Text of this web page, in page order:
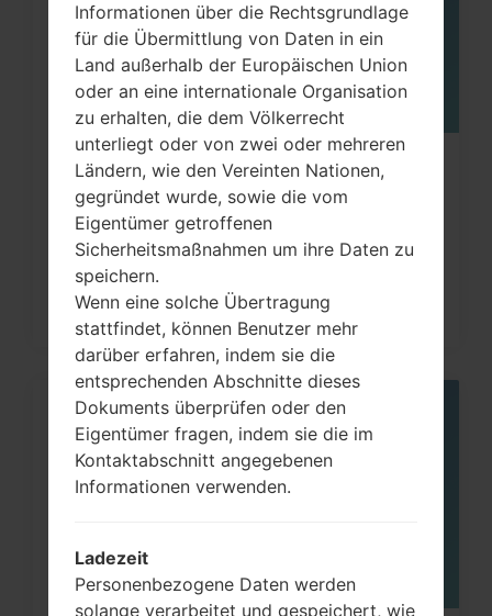
Wie kann man die
Werkseinstellungen durch Code
auf...
Informationen über die Rechtsgrundlage
für die Übermittlung von Daten in ein
Land außerhalb der Europäischen Union
oder an eine internationale Organisation
zu erhalten, die dem Völkerrecht
unterliegt oder von zwei oder mehreren
Ländern, wie den Vereinten Nationen,
gegründet wurde, sowie die vom
Eigentümer getroffenen
Sicherheitsmaßnahmen um ihre Daten zu
speichern.
Wenn eine solche Übertragung
stattfindet, können Benutzer mehr
darüber erfahren, indem sie die
entsprechenden Abschnitte dieses
Dokuments überprüfen oder den
Eigentümer fragen, indem sie die im
Kontaktabschnitt angegebenen
Informationen verwenden.
Ladezeit
Personenbezogene Daten werden
solange verarbeitet und gespeichert, wie